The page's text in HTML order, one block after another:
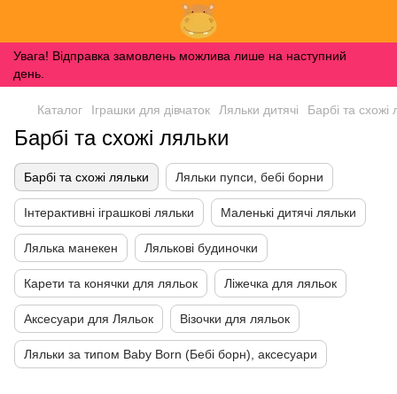
Увага! Відправка замовлень можлива лише на наступний
день.
Каталог Іграшки для дівчаток Ляльки дитячі Барбі та схожі
Барбі та схожі ляльки
Барбі та схожі ляльки Ляльки пупси, бебі борни
Інтерактивні іграшкові ляльки Маленькі дитячі ляльки
Лялька манекен Лялькові будиночки
Карети та конячки для ляльок Ліжечка для ляльок
Аксесуари для Ляльок Візочки для ляльок
Ляльки за типом Baby Born (Бебі борн), аксесуари